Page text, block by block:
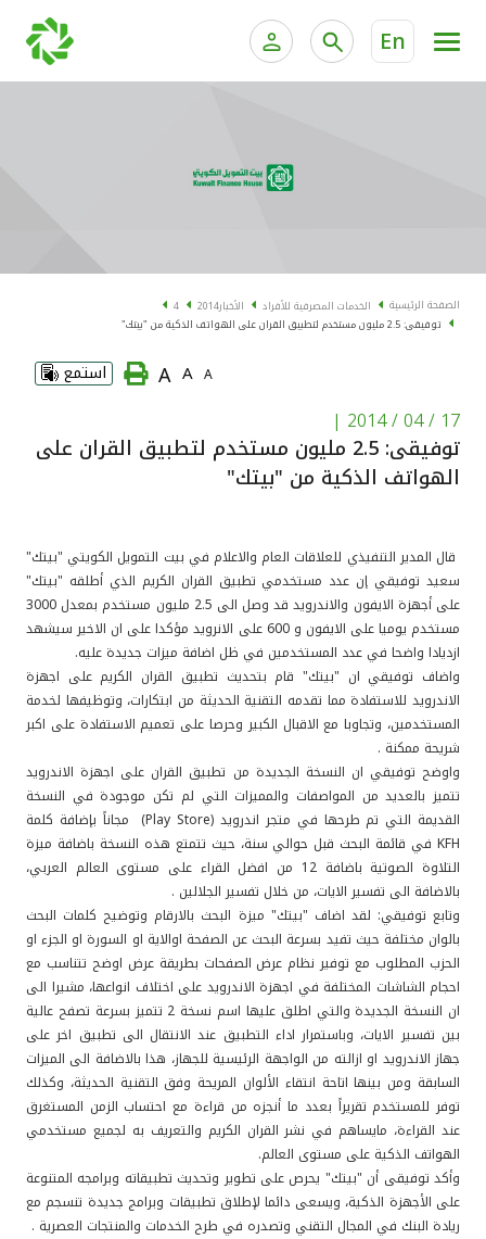
En
الخدمات المصرفية الإلكترونية للشركات
البطاقات
"برامج العملاء"
الاستثمار
أدوات وخدمات
خدمات ما بعد البيع
اتصل بنا
مواقع الفروع وأجهزة الصرف الآلي
ألمانيا
ماليزيا
تركيا
مصر
المملكة المتحدة
مملكة البحرين
الصفحة الرئيسية الخدمات المصرفية للأفراد الأخبار2014
4
توفيقى: 2.5 مليون مستخدم لتطبيق القران على الهواتف الذكية من "بيتك"
A
A
A استمع
17 / 04 / 2014
|
توفيقى: 2.5 مليون مستخدم لتطبيق القران على
الهواتف الذكية من "بيتك"
قال المدير التنفيذي للعلاقات العام والاعلام في بيت التمويل الكويتي "بيتك"
سعيد توفيقي إن عدد مستخدمي تطبيق القران الكريم الذي أطلقه "بيتك"
على أجهزة الايفون والاندرويد قد وصل الى 2.5 مليون مستخدم بمعدل 3000
مستخدم يوميا على الايفون و 600 على الانرويد مؤكدا على ان الاخير سيشهد
ازديادا واضحا في عدد المستخدمين في ظل اضافة ميزات جديدة عليه.
واضاف توفيقي ان "بيتك" قام بتحديث تطبيق القران الكريم على اجهزة
الاندرويد للاستفادة مما تقدمه التقنية الحديثة من ابتكارات، وتوظيفها لخدمة
المستخدمين، وتجاوبا مع الاقبال الكبير وحرصا على تعميم الاستفادة على اكبر
شريحة ممكنة .
واوضح توفيقي ان النسخة الجديدة من تطبيق القران على اجهزة الاندرويد
تتميز بالعديد من المواصفات والمميزات التي لم تكن موجودة في النسخة
القديمة التي تم طرحها في متجر اندرويد (Play Store) مجاناً بإضافة كلمة
KFH في قائمة البحث قبل حوالي سنة، حيث تتمتع هذه النسخة باضافة ميزة
التلاوة الصوتية باضافة 12 من افضل القراء على مستوى العالم العربي،
بالاضافة الى تفسير الايات، من خلال تفسير الجلالين .
وتابع توفيقي: لقد اضاف "بيتك" ميزة البحث بالارقام وتوضيح كلمات البحث
بالوان مختلفة حيث تفيد بسرعة البحث عن الصفحة اوالاية او السورة او الجزء او
الحزب المطلوب مع توفير نظام عرض الصفحات بطريقة عرض اوضح تتناسب مع
احجام الشاشات المختلفة في اجهزة الاندرويد على اختلاف انواعها، مشيرا الى
ان النسخة الجديدة والتي اطلق عليها اسم نسخة 2 تتميز بسرعة تصفح عالية
بين تفسير الايات، وباستمرار اداء التطبيق عند الانتقال الى تطبيق اخر على
جهاز الاندرويد او ازالته من الواجهة الرئيسية للجهاز، هذا بالاضافة الى الميزات
السابقة ومن بينها اتاحة انتقاء الألوان المريحة وفق التقنية الحديثة، وكذلك
توفر للمستخدم تقريراً بعدد ما أنجزه من قراءة مع احتساب الزمن المستغرق
عند القراءة، مايساهم في نشر القران الكريم والتعريف به لجميع مستخدمي
الهواتف الذكية على مستوى العالم.
وأكد توفيقى أن "بيتك" يحرص على تطوير وتحديث تطبيقاته وبرامجه المتنوعة
على الأجهزة الذكية، ويسعى دائما لإطلاق تطبيقات وبرامج جديدة تنسجم مع
ريادة البنك في المجال التقني وتصدره في طرح الخدمات والمنتجات العصرية .